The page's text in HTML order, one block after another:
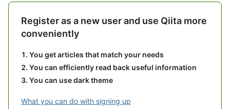
Register as a new user and use Qiita more
conveniently
You get articles that match your needs
You can efficiently read back useful information
You can use dark theme
What you can do with signing up